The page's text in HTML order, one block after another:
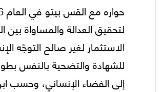
لتحقيق العدالة والمساواة
الاستثمار لغير صالح التوجّه
للشهادة والتضحية بالنفس
إلى الفضاء الإنساني، وحسب